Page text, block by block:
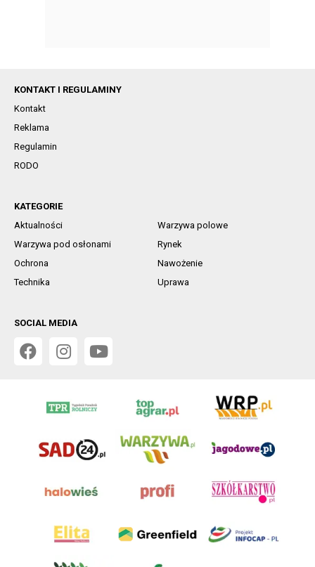
KONTAKT I REGULAMINY
Kontakt
Reklama
Regulamin
RODO
KATEGORIE
Aktualności
Warzywa polowe
Warzywa pod osłonami
Rynek
Ochrona
Nawożenie
Technika
Uprawa
SOCIAL MEDIA